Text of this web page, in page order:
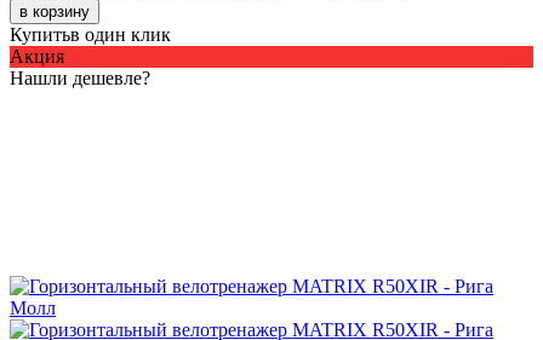
в корзину
Купитьв один клик
Акция
Нашли дешевле?